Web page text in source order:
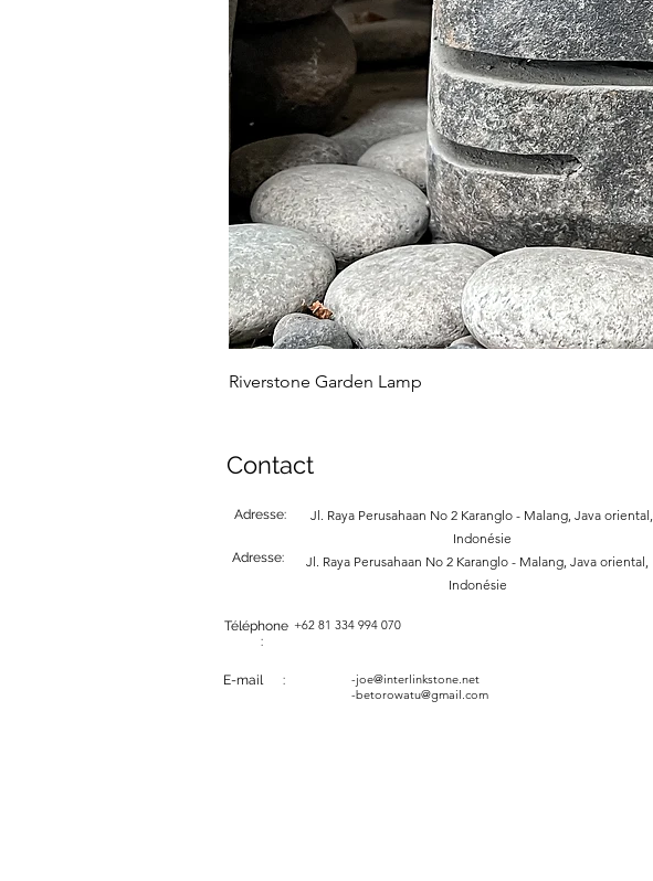
Riverstone Garden Lamp
Contact
Adresse:
Jl. Raya Perusahaan No 2 Karanglo - Malang, Java oriental,
Indonésie
Adresse:
Jl. Raya Perusahaan No 2 Karanglo - Malang, Java oriental,
Indonésie
Téléphone
:
+62 81 334 994 070
E-mail : -joe@interlinkstone.net
-betorowatu@gmail.com